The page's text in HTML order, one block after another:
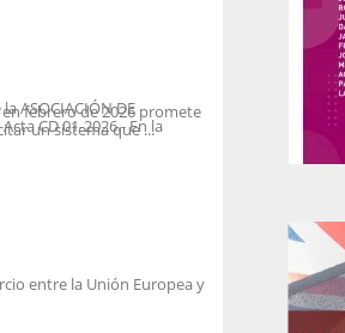
febrero de 2026 promete
un sistema que ...
ASOCIACIÓN DE
CD 01-2026.- En la
entre la Unión Europea y